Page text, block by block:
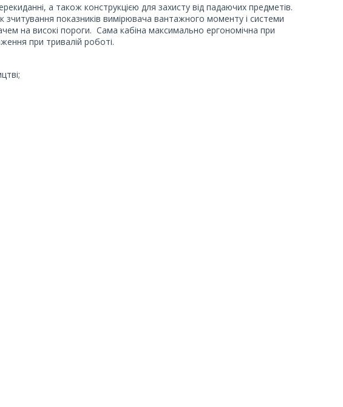
а також конструкцією для захисту від падаючих предметів.
зчитування показників вимірювача вантажного моменту і системи
на високі пороги. Сама кабіна максимально ергономічна при
при тривалій роботі.